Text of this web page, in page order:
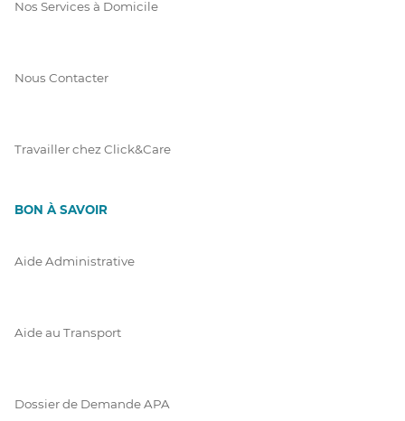
Nos Services à Domicile
Nous Contacter
Travailler chez Click&Care
BON À SAVOIR
Aide Administrative
Aide au Transport
Dossier de Demande APA